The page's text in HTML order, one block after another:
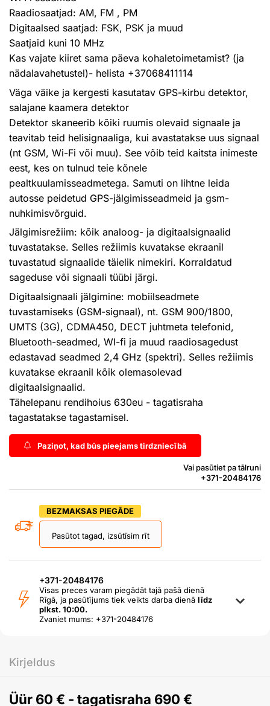
Raadiosaatjad: AM, FM , PM
Digitaalsed saatjad: FSK, PSK ja muud
Saatjaid kuni 10 MHz
Kas vajate kiiret sama päeva kohaletoimetamist? (ja
nädalavahetustel)- helista +37068411114
Väga väike ja kergesti kasutatav GPS-kirbu detektor,
salajane kaamera detektor
Detektor skaneerib kõiki ruumis olevaid signaale ja
teavitab teid helisignaaliga, kui avastatakse uus signaal
(nt GSM, Wi-Fi või muu). See võib teid kaitsta inimeste
eest, kes on tulnud teie kõnele
pealtkuulamisseadmetega. Samuti on lihtne leida
autosse peidetud GPS-jälgimisseadmeid ja gsm-
nuhkimisvõrguid.
Jälgimisrežiim: kõik analoog- ja digitaalsignaalid
tuvastatakse. Selles režiimis kuvatakse ekraanil
tuvastatud signaalide täielik nimekiri. Korraldatud
sageduse või signaali tüübi järgi.
Digitaalsignaali jälgimine: mobiilseadmete
tuvastamiseks (GSM-signaal), nt. GSM 900/1800,
UMTS (3G), CDMA450, DECT juhtmeta telefonid,
Bluetooth-seadmed, WI-fi ja muud raadiosagedust
edastavad seadmed 2,4 GHz (spektri). Selles režiimis
kuvatakse ekraanil kõik olemasolevad
digitaalsignaalid.
Tähelepanu rendihoius 630eu - tagatisraha
tagastatakse tagastamisel.
Paziņot, kad būs pieejams tirdzniecībā
Vai pasūtiet pa tālruni
+371-20484176
BEZMAKSAS PIEGĀDE
Pasūtot tagad, izsūtīsim rīt
+371-20484176
Visas preces varam piegādāt tajā pašā dienā
Rīgā, ja pasūtījums tiek veikts darba dienā līdz
plkst. 10:00.
Zvaniet mums: +371-20484176
Kirjeldus
Üür 60 € - tagatisraha 690 €